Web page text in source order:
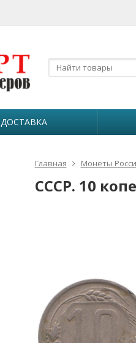
ДОСТАВКА
Главная Монеты
СССР. 10